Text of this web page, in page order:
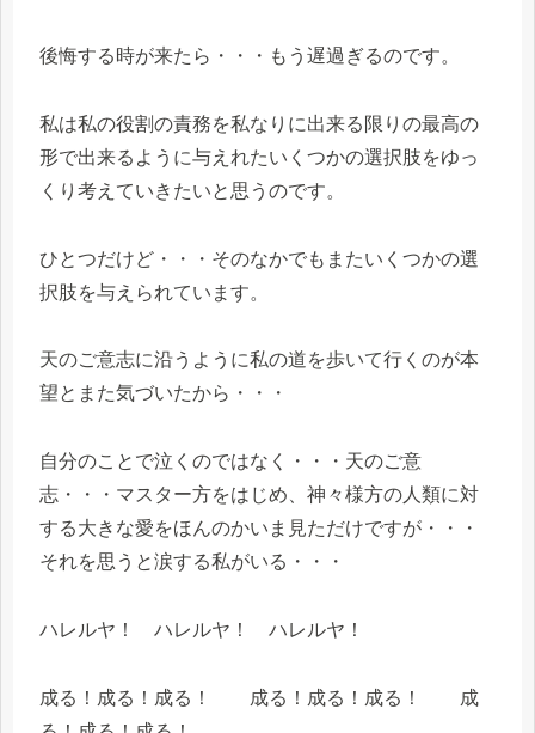
後悔する時が来たら・・・もう遅過ぎるのです。
私は私の役割の責務を私なりに出来る限りの最高の
形で出来るように与えれたいくつかの選択肢をゆっ
くり考えていきたいと思うのです。
ひとつだけど・・・そのなかでもまたいくつかの選
択肢を与えられています。
天のご意志に沿うように私の道を歩いて行くのが本
望とまた気づいたから・・・
自分のことで泣くのではなく・・・天のご意
志・・・マスター方をはじめ、神々様方の人類に対
する大きな愛をほんのかいま見ただけですが・・・
それを思うと涙する私がいる・・・
ハレルヤ！ ハレルヤ！ ハレルヤ！
成る！成る！成る！ 成る！成る！成る！ 成